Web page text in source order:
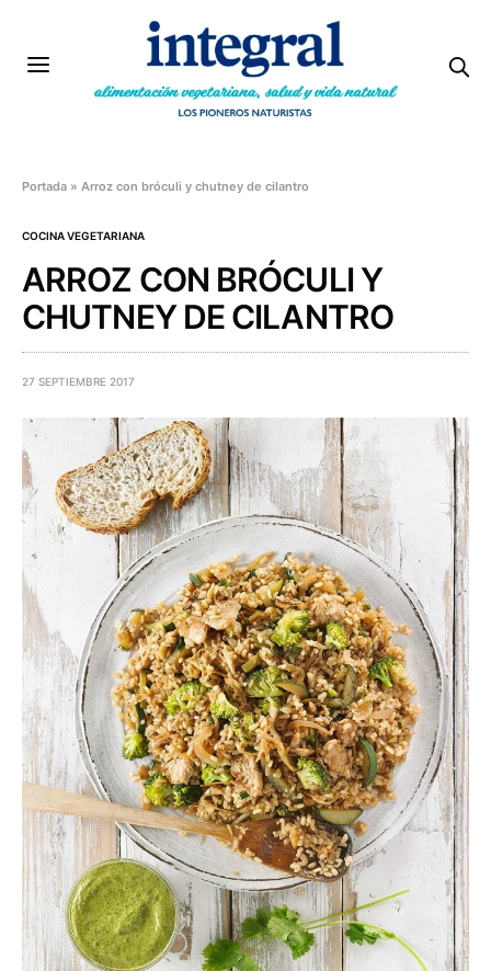
Portada »Arroz con bróculi y chutney de cilantro
COCINA VEGETARIANA
ARROZ CON BRÓCULI Y
CHUTNEY DE CILANTRO
27 SEPTIEMBRE 2017